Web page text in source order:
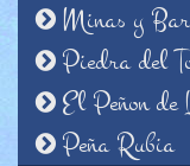
Minas y
Piedra del
El Peñon
Peña Rubia